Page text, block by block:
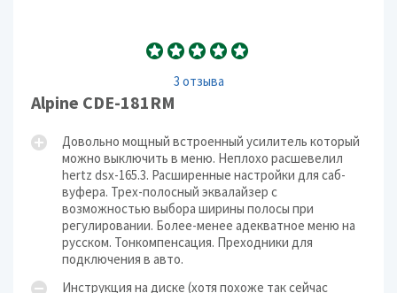
3 отзыва
Alpine CDE-181RM
Довольно мощный встроенный усилитель который
можно выключить в меню. Неплохо расшевелил
hertz dsx-165.3. Расширенные настройки для саб-
вуфера. Трех-полосный эквалайзер с
возможностью выбора ширины полосы при
регулировании. Более-менее адекватное меню на
русском. Тонкомпенсация. Преходники для
подключения в авто.
Инструкция на диске (хотя похоже так сейчас